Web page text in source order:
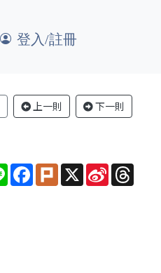
登入/註冊
上一則 下一則
Line Facebook
PlurkX Sina
Weibo